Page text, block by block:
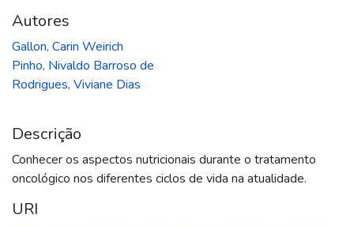
Autores
Gallon, Carin Weirich
Pinho, Nivaldo Barroso de
Rodrigues, Viviane Dias
Descrição
Conhecer os aspectos nutricionais durante o tratamento
oncológico nos diferentes ciclos de vida na atualidade.
URI